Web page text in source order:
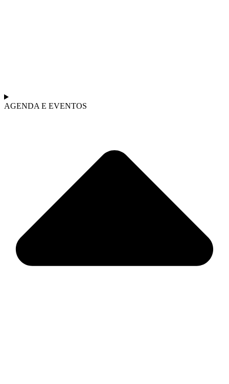
AGENDA E EVENTOS